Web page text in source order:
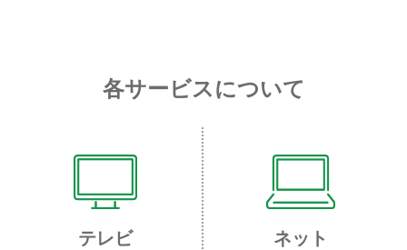
各サービスについて
テレビ ネット